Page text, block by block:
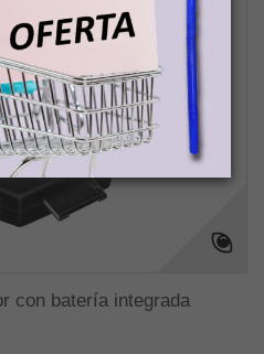
con batería integrada